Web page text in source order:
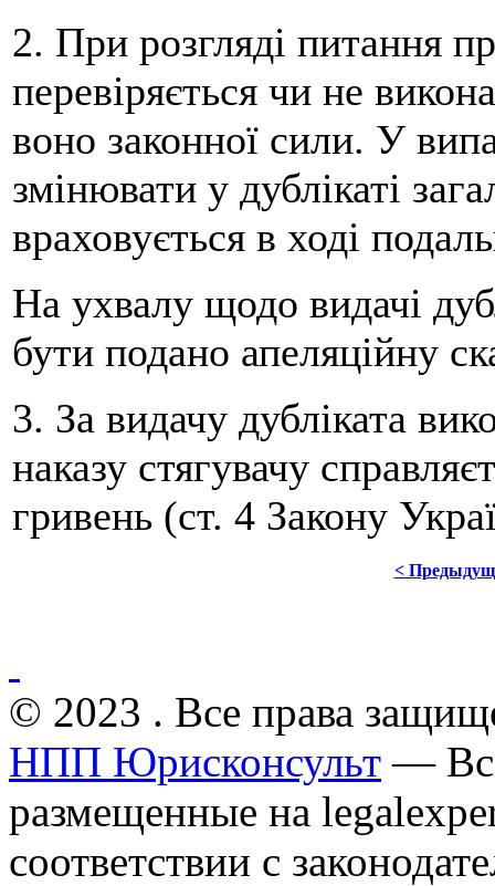
2. При розгляді питання
перевіряється чи не
воно законної сили. У
змінювати у дублікаті
враховується в ході
На ухвалу щодо видачі
бути подано апеляційну
3. За видачу дубліката
наказу стягувачу
гривень (ст. 4 Закону
<
© 2023 . Все права
НПП Юрисконсульт —
размещенные на
соответствии с